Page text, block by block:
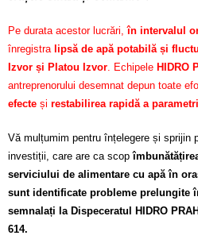
Pe durata acestor lucrări,în intervalul
înregistra lipsă de apă potabilă și
Izvor și Platou Izvor. Echipele HIDRO
antreprenorului desemnat depun toate
efecte și restabilirea rapidă a
Vă mulțumim pentru înțelegere și sprijin
investiții, care are ca scop
serviciului de alimentare cu apă în
sunt identificate probleme prelungite
semnalați la Dispeceratul HIDRO
614.